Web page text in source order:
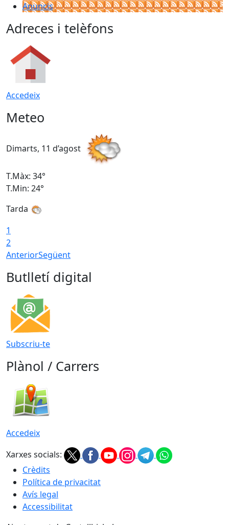
Anuncis
Adreces i telèfons
Accedeix
Meteo
Dimarts, 11 d’agost
T.Màx: 34°
T.Min: 24°
Tarda
1
2
AnteriorSegüent
Butlletí digital
Subscriu-te
Plànol / Carrers
Accedeix
Xarxes socials:
Crèdits
Política de privacitat
Avís legal
Accessibilitat